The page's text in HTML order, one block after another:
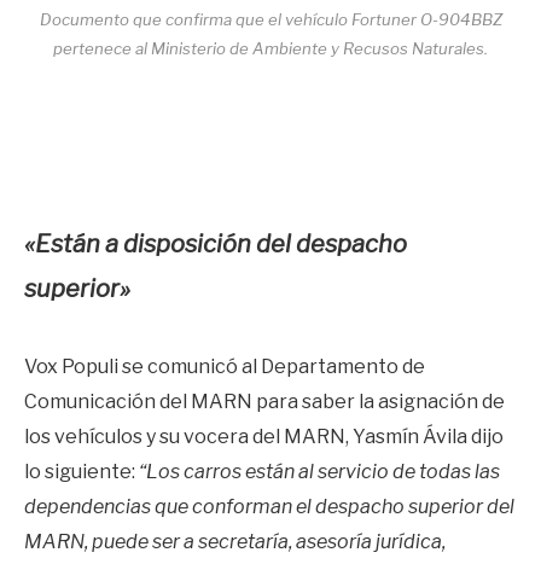
Documento que confirma que el vehículo Fortuner O-904BBZ
pertenece al Ministerio de Ambiente y Recusos Naturales.
«Están a disposición del despacho
superior»
Vox Populi se comunicó al Departamento de
Comunicación del MARN para saber la asignación de
los vehículos y su vocera del MARN, Yasmín Ávila dijo
lo siguiente: “Los carros están al servicio de todas las
dependencias que conforman el despacho superior del
MARN, puede ser a secretaría, asesoría jurídica,